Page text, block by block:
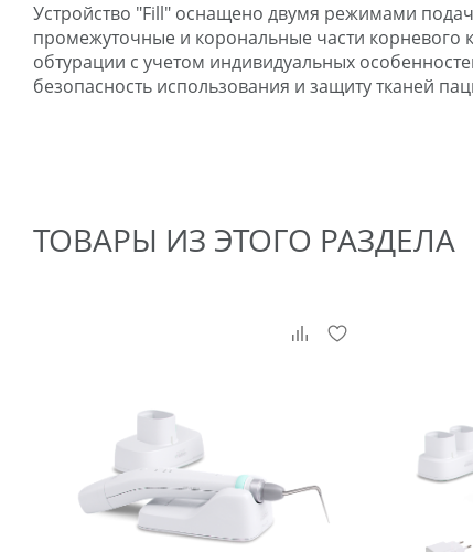
Устройство "Fill" оснащено двумя режимами
промежуточные и корональные части корневого
обтурации с учетом индивидуальных
безопасность использования и защиту тканей
ТОВАРЫ ИЗ ЭТОГО РАЗДЕЛА